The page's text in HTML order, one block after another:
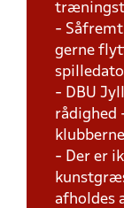
- Såfremt
gerne
- DBU
rådighed
klubberne
- Der er
afholdes